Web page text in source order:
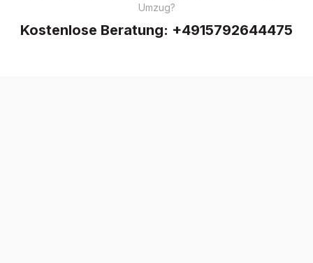
Umzug?
Kostenlose Beratung: +4915792644475